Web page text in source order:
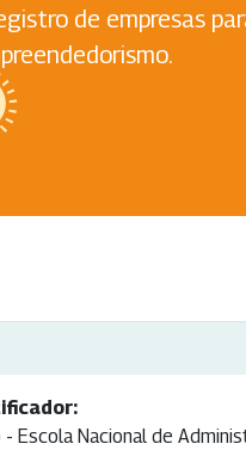
de empresas
- Escola Nacional de